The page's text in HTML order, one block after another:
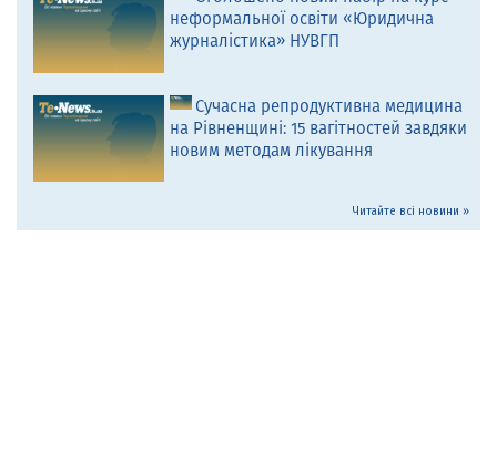
неформальної освіти «Юридична
журналістика» НУВГП
Сучасна репродуктивна медицина
на Рівненщині: 15 вагітностей завдяки
новим методам лікування
Читайте всі новини »